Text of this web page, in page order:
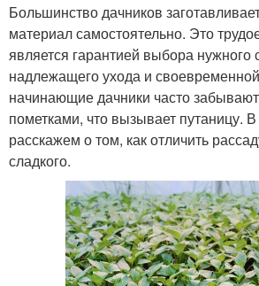
Большинство дачников
материал самостоятельно. Это
является гарантией выбора нужного
надлежащего ухода и
начинающие дачники часто забывают
пометками, что вызывает путаницу.
расскажем о том, как отличить
сладкого.